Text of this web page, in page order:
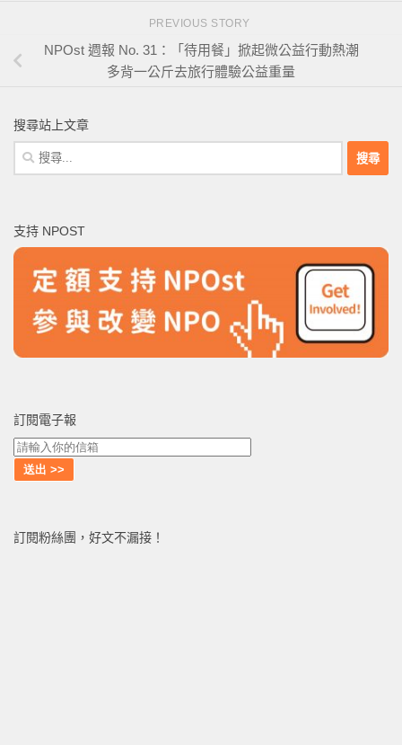
PREVIOUS STORY
NPOst 週報 No. 31：「待用餐」掀起微公益行動熱潮
多背一公斤去旅行體驗公益重量
搜尋站上文章
搜
尋
字:
支持 NPOST
訂閱電子報
訂閱粉絲團，好文不漏接！